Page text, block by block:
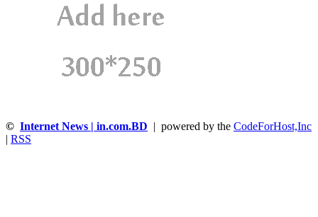
© Internet News | in.com.BD | powered by the CodeForHost,Inc
| RSS